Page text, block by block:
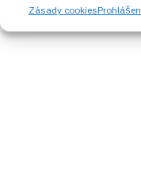
Zásady cookies